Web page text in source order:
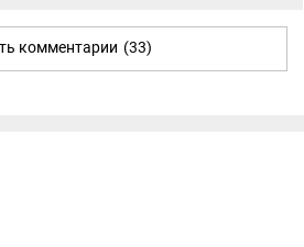
комментарии (33)